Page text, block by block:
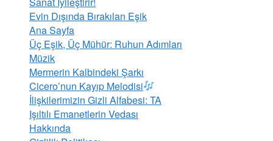
Evin Dışında Bırakılan Eşik
Ana Sayfa
Üç Eşik, Üç Mühür: Ruhun Adımları
Müzik
Mermerin Kalbindeki Şarkı
Cicero’nun Kayıp Melodisi
İlişkilerimizin Gizli Alfabesi: TA
​Işıltılı Emanetlerin Vedası
Hakkında